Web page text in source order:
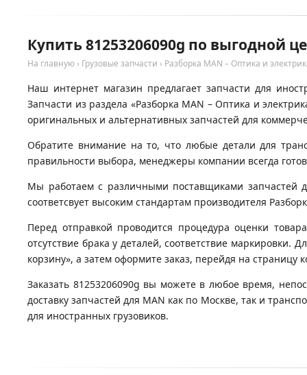
Купить 81253206090g по выгодной
На главную › Грузовые запчасти › Разборка MAN – Оптика и
Наш интернет магазин предлагает запчасти для
Запчасти из раздела «Разборка MAN – Оптика и
оригинальных и альтернативных запчастей для
Обратите внимание на то, что любые детали для
правильности выбора, менеджеры компании всегда
Мы работаем с различными поставщиками запчастей
соответсвует высоким стандартам производителя
Перед отправкой проводится процедура оценки
отсутствие брака у деталей, соответствие
корзину», а затем оформите заказ, перейдя на страницу
Заказать 81253206090g вы можете в любое время,
доставку запчастей для MAN как по Москве, так и
для иностранных грузовиков.